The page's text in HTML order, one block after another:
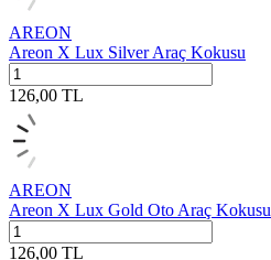
AREON
Areon X Lux Silver Araç Kokusu
126,00 TL
AREON
Areon X Lux Gold Oto Araç Kokusu
126,00 TL